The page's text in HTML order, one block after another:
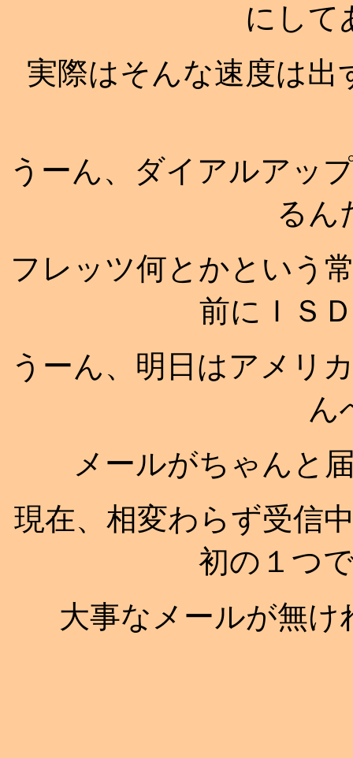
にして
実際はそんな速度は
うーん、ダイアルアッ
るん
フレッツ何とかという
前にＩＳ
うーん、明日はアメリ
ん
メールがちゃんと
現在、相変わらず受信
初の１つ
大事なメールが無